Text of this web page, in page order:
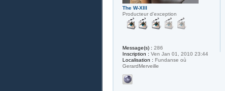
The W-XIII
Producteur d'exception
Message(s) : 286
Inscription : Ven Jan 01, 2010 23:44
Localisation : Fundanse où
GerardMerveille